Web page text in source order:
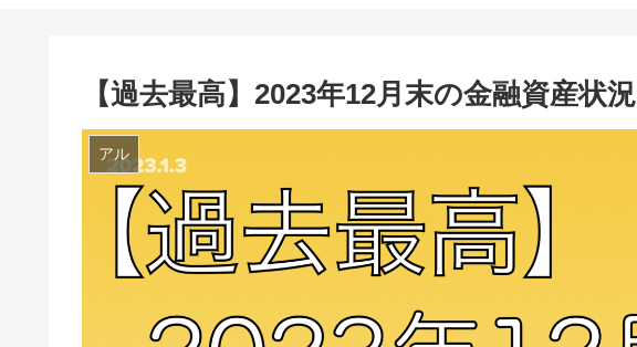
【過去最高】2023年12月末の金融資産状況
アル